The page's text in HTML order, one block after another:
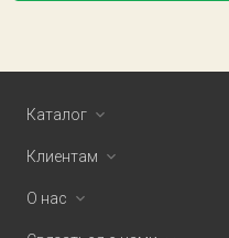
Каталог
Клиентам
О нас